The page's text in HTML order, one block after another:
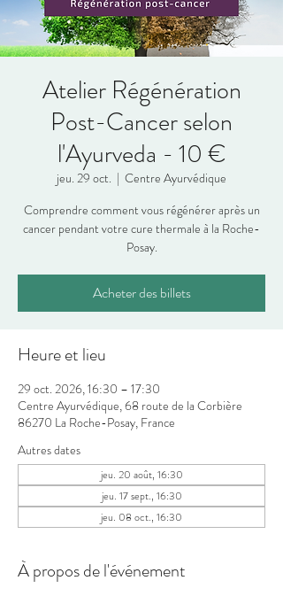
Atelier Régénération
Post-Cancer selon
l'Ayurveda - 10 €
jeu. 29 oct.
  |
Centre Ayurvédique
Comprendre comment vous régénérer après un
cancer pendant votre cure thermale à la Roche-
Posay.
Acheter des billets
Heure et lieu
29 oct. 2026, 16:30 – 17:30
Centre Ayurvédique, 68 route de la Corbière
86270 La Roche-Posay, France
Autres dates
jeu. 20 août, 16:30
jeu. 17 sept., 16:30
jeu. 08 oct., 16:30
À propos de l'événement